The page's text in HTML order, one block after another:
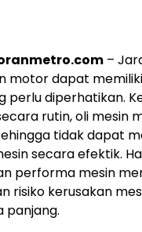
–
motor dapat
perlu diperhatikan.
rutin, oli mesin
tidak dapat
secara efektik.
performa mesin
risiko kerusakan
panjang.